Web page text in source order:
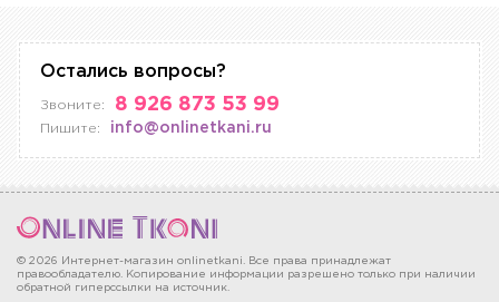
Остались вопросы?
Звоните: 8 926 873 53 99
Пишите: info@onlinetkani.ru
© 2026 Интернет-магазин onlinetkani. Все права принадлежат
правообладателю. Копирование информации разрешено только при наличии
обратной гиперссылки на источник.